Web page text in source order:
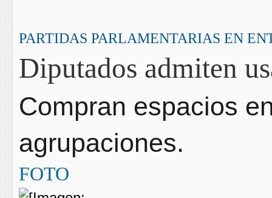
PARTIDAS PARLAMENTARIAS EN
Diputados admiten
Compran espacios
agrupaciones.
FOTO